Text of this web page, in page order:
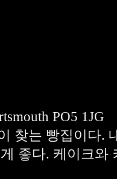
PO5 1JG
찾는 빵집이다.
좋다. 케이크와